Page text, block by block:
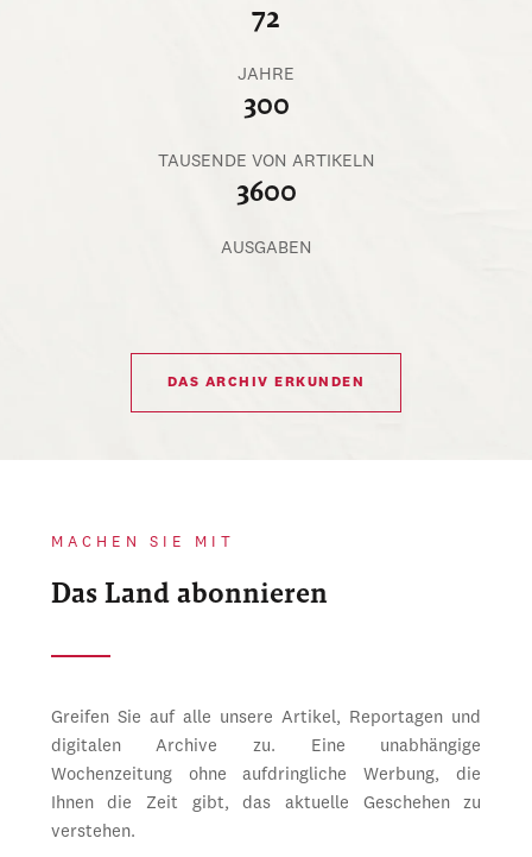
72
JAHRE
300
TAUSENDE VON ARTIKELN
3600
AUSGABEN
DAS ARCHIV ERKUNDEN
MACHEN SIE MIT
Das Land abonnieren
Greifen Sie auf alle unsere Artikel, Reportagen und
digitalen Archive zu. Eine unabhängige
Wochenzeitung ohne aufdringliche Werbung, die
Ihnen die Zeit gibt, das aktuelle Geschehen zu
verstehen.